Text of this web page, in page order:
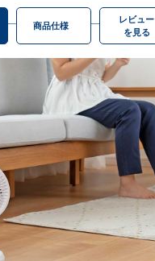
商品仕様
レビュー
を見る